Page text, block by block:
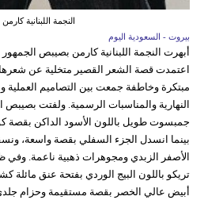
النجمة اللبنانية
بيروت - السعودية اليوم
أبهرت النجمة اللبنانية كارمن بصيبص
اعتمدت قصة الشعر القصير متخلية عن شعرها
مبتكرة وخاطفة جمعت بين التصاميم العملية
النهارية والمناسبات الرسمية. ولفتت بصيبص
جمبسوت طويل باللون الأسود الداكن بقصة
بينما انسدل الجزء السفلي بقصة واسعة،
الأصفر الزبدي ومجوهرات ذهبية ناعمة. وفي
تريكو باللون البيج الوردي بفتحة عنق
أبيض عالي الخصر بقصة مستقيمة وحزام